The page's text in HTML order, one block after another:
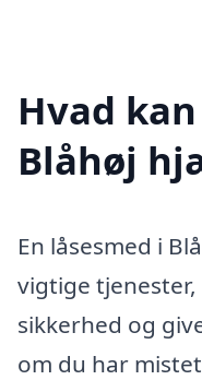
Hvad
Blåhøj
En låsesmed i
vigtige
sikkerhed og
om du har